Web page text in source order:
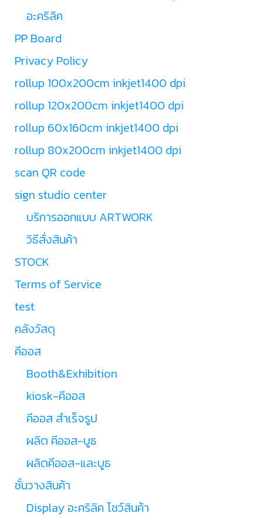
อะคริลิค
PP Board
Privacy Policy
rollup 100x200cm inkjet1400 dpi
rollup 120x200cm inkjet1400 dpi
rollup 60x160cm inkjet1400 dpi
rollup 80x200cm inkjet1400 dpi
scan QR code
sign studio center
บริการออกแบบ ARTWORK
วิธีสั่งสินค้า
STOCK
Terms of Service
test
คลังวัสดุ
คีออส
Booth&Exhibition
kiosk-คีออส
คีออส สำเร็จรูป
ผลิต คีออส-บูธ
ผลิตคีออส-และบูธ
ชั้นวางสินค้า
Display อะคริลิค โชว์สินค้า